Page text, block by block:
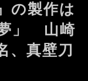
の製作は
夢」 山崎
、真壁刀